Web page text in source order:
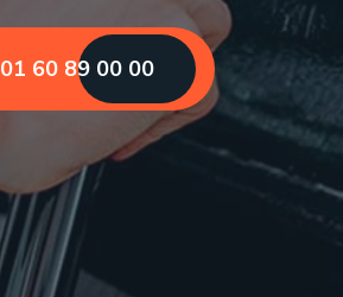
01 60 89 00 00